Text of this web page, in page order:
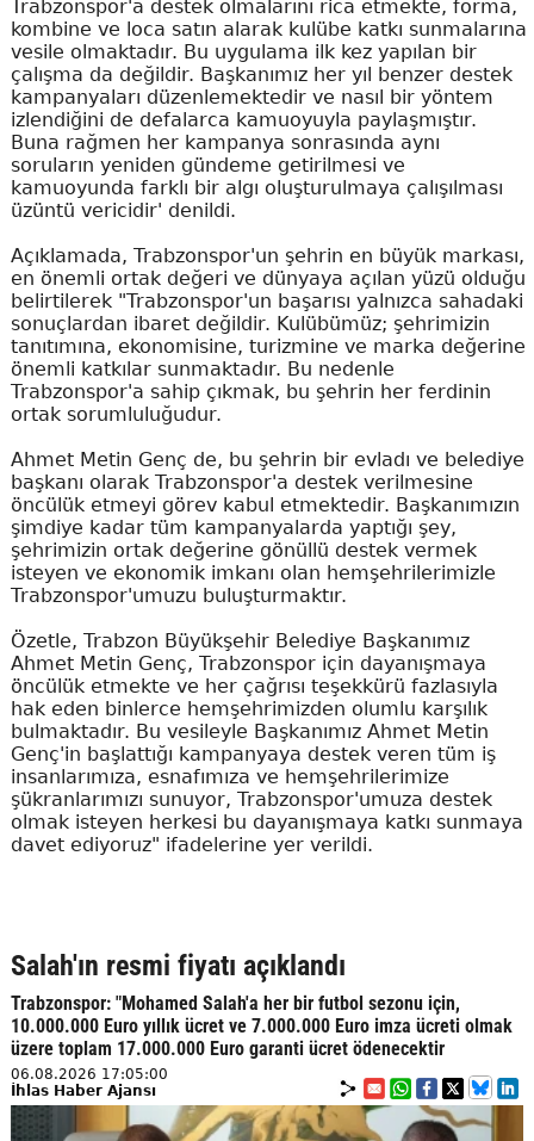
Trabzonspor'a destek olmalarını rica etmekte, forma,
kombine ve loca satın alarak kulübe katkı sunmalarına
vesile olmaktadır. Bu uygulama ilk kez yapılan bir
çalışma da değildir. Başkanımız her yıl benzer destek
kampanyaları düzenlemektedir ve nasıl bir yöntem
izlendiğini de defalarca kamuoyuyla paylaşmıştır.
Buna rağmen her kampanya sonrasında aynı
soruların yeniden gündeme getirilmesi ve
kamuoyunda farklı bir algı oluşturulmaya çalışılması
üzüntü vericidir' denildi.
Açıklamada, Trabzonspor'un şehrin en büyük markası,
en önemli ortak değeri ve dünyaya açılan yüzü olduğu
belirtilerek "Trabzonspor'un başarısı yalnızca sahadaki
sonuçlardan ibaret değildir. Kulübümüz; şehrimizin
tanıtımına, ekonomisine, turizmine ve marka değerine
önemli katkılar sunmaktadır. Bu nedenle
Trabzonspor'a sahip çıkmak, bu şehrin her ferdinin
ortak sorumluluğudur.
Ahmet Metin Genç de, bu şehrin bir evladı ve belediye
başkanı olarak Trabzonspor'a destek verilmesine
öncülük etmeyi görev kabul etmektedir. Başkanımızın
şimdiye kadar tüm kampanyalarda yaptığı şey,
şehrimizin ortak değerine gönüllü destek vermek
isteyen ve ekonomik imkanı olan hemşehrilerimizle
Trabzonspor'umuzu buluşturmaktır.
Özetle, Trabzon Büyükşehir Belediye Başkanımız
Ahmet Metin Genç, Trabzonspor için dayanışmaya
öncülük etmekte ve her çağrısı teşekkürü fazlasıyla
hak eden binlerce hemşehrimizden olumlu karşılık
bulmaktadır. Bu vesileyle Başkanımız Ahmet Metin
Genç'in başlattığı kampanyaya destek veren tüm iş
insanlarımıza, esnafımıza ve hemşehrilerimize
şükranlarımızı sunuyor, Trabzonspor'umuza destek
olmak isteyen herkesi bu dayanışmaya katkı sunmaya
davet ediyoruz" ifadelerine yer verildi.
Salah'ın resmi fiyatı açıklandı
Trabzonspor: "Mohamed Salah'a her bir futbol sezonu için,
10.000.000 Euro yıllık ücret ve 7.000.000 Euro imza ücreti olmak
üzere toplam 17.000.000 Euro garanti ücret ödenecektir
06.08.2026 17:05:00
İhlas Haber Ajansı